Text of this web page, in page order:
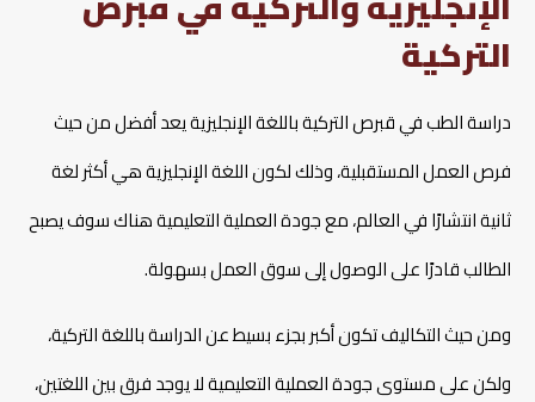
التركية
دراسة الطب في قبرص التركية باللغة الإنجليزية يعد أفضل من حيث
فرص العمل المستقبلية، وذلك لكون اللغة الإنجليزية هي أكثر لغة
ثانية انتشارًا في العالم، مع جودة العملية التعليمية هناك سوف يصبح
الطالب قادرًا على الوصول إلى سوق العمل بسهولة.
ومن حيث التكاليف تكون أكبر بجزء بسيط عن الدراسة باللغة التركية،
ولكن على مستوى جودة العملية التعليمية لا يوجد فرق بين اللغتين،